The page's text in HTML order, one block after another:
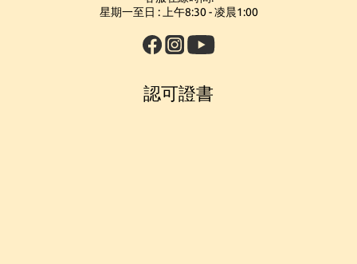
星期一至日 : 上午8:30 - 凌晨1:00
認可證書